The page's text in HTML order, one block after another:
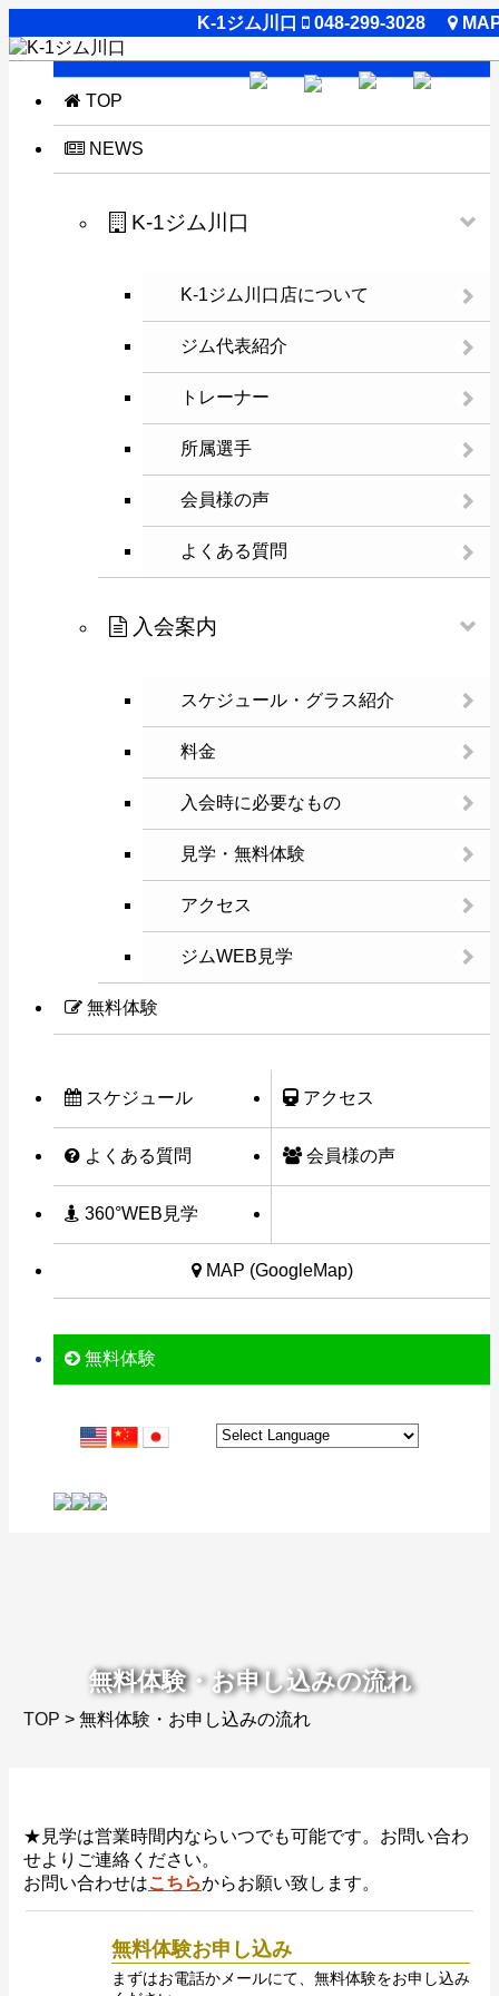
K-1ジム川口 048-299-3028
閉じる
TOP
NEWS
K-1ジム川口
K-1ジム川口店について
ジム代表紹介
トレーナー
所属選手
会員様の声
よくある質問
入会案内
スケジュール・グラス紹介
料金
入会時に必要なもの
見学・無料体験
アクセス
ジムWEB見学
無料体験
スケジュール アクセス
よくある質問 会員様の声
360°WEB見学
MAP (GoogleMap)
無料体験
無料体験・お申し込みの流れ
TOP > 無料体験・お申し込みの流れ
★見学は営業時間内ならいつでも可能です。お問い合わ
せよりご連絡ください。
お問い合わせはこちらからお願い致します。
無料体験お申し込み
まずはお電話かメールにて、無料体験をお申し込み